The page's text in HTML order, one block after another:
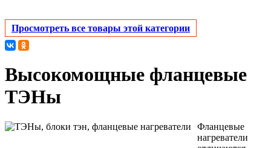
Просмотреть все товары этой категории
Высокомощные фланцевые
ТЭНы
Фланцевые
нагреватели